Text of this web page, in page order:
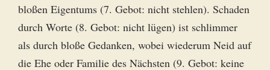
bloßen Eigentums (7. Gebot: nicht stehlen). Schaden
durch Worte (8. Gebot: nicht lügen) ist schlimmer
als durch bloße Gedanken, wobei wiederum Neid auf
die Ehe oder Familie des Nächsten (9. Gebot: keine